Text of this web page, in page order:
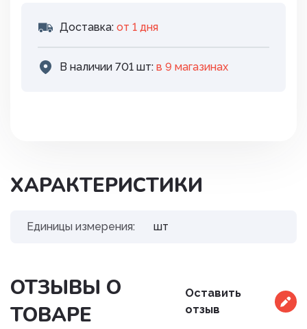
Доставка: от 1 дня
В наличии 701 шт: в 9 магазинах
ХАРАКТЕРИСТИКИ
Единицы измерения: шт
ОТЗЫВЫ О
ТОВАРЕ
Оставить
отзыв